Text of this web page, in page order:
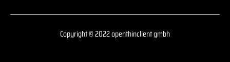
- m
Copyright © 2022 openthinclient gmbh